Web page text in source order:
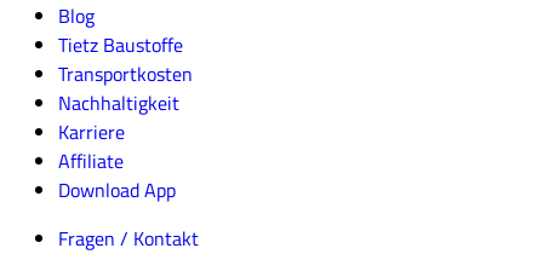
Blog
Tietz Baustoffe
Transportkosten
Nachhaltigkeit
Karriere
Affiliate
Download App
Fragen / Kontakt